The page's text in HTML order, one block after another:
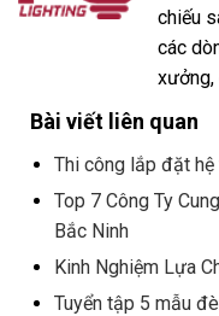
chiếu
các
xưởng,
Bài viết liên quan
Thi công lắp đặt
Top 7 Công Ty
Bắc Ninh
Kinh Nghiệm Lựa
Tuyển tập 5 mẫu